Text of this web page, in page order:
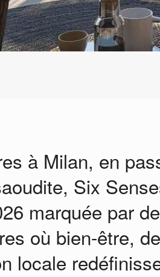
à Milan, en
Six
marquée par
où bien-être,
locale